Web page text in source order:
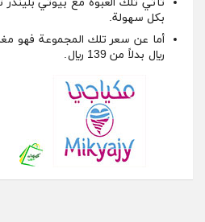
بكل سهولة.
ريال بدلاً من 139 ريال.